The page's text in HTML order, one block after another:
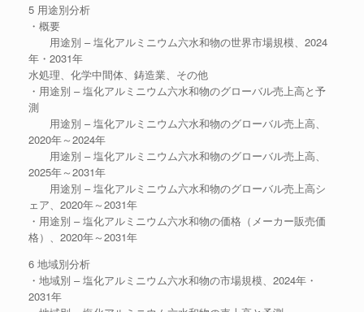
5 用途別分析
・概要
用途別 – 塩化アルミニウム六水和物の世界市場規模、2024
年・2031年
水処理、化学中間体、鋳造業、その他
・用途別 – 塩化アルミニウム六水和物のグローバル売上高と予
測
用途別 – 塩化アルミニウム六水和物のグローバル売上高、
2020年～2024年
用途別 – 塩化アルミニウム六水和物のグローバル売上高、
2025年～2031年
用途別 – 塩化アルミニウム六水和物のグローバル売上高シ
ェア、2020年～2031年
・用途別 – 塩化アルミニウム六水和物の価格（メーカー販売価
格）、2020年～2031年
6 地域別分析
・地域別 – 塩化アルミニウム六水和物の市場規模、2024年・
2031年